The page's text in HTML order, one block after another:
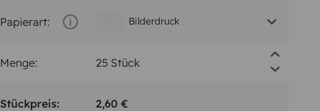
Papierart: Bilderdruck
Menge:
Stückpreis: 2,60 €